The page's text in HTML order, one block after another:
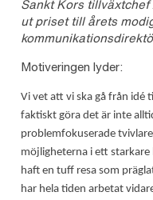
Sankt Kors
ut priset till årets
Motiveringen lyder:
Vi vet att vi ska gå från idé
faktiskt göra det är inte
problemfokuserade
möjligheterna i ett
haft en tuff resa som
har hela tiden arbetat